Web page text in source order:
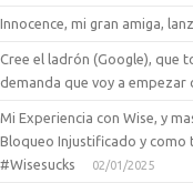
Innocence, mi gran amiga,
Cree el ladrón (Google), que
demanda que voy a
Mi Experiencia con Wise, y
Bloqueo Injustificado y como
#Wisesucks
02/01/2025